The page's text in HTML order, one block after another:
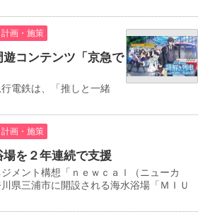
画・施策
コンテンツ「京急で
電鉄は、「推しと一緒
画・施策
を２年連続で支援
メント構想「ｎｅｗｃａｌ（ニューカ
県三浦市に開設される海水浴場「ＭＩＵ